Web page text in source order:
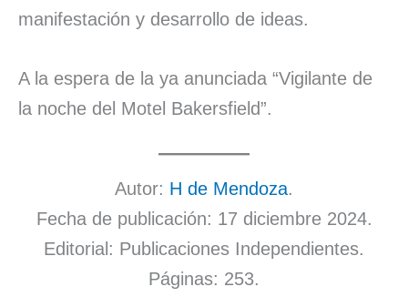
manifestación y desarrollo de ideas.
A la espera de la ya anunciada “Vigilante de
la noche del Motel Bakersfield”.
Autor: H de Mendoza.
Fecha de publicación: 17 diciembre 2024.
Editorial: Publicaciones Independientes.
Páginas: 253.